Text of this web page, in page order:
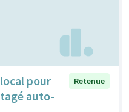
pour
auto-
Retenue